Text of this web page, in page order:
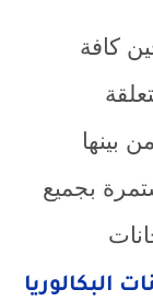
2022 المحين كافة
2021-2022، ومن بينها
بجميع
البكالوريا